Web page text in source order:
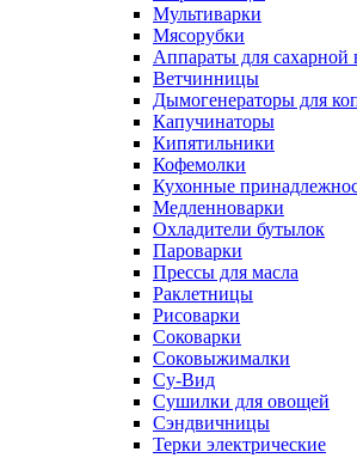
Мультиварки
Мясорубки
Аппараты для сахарной
Ветчинницы
Дымогенераторы для
Капучинаторы
Кипятильники
Кофемолки
Кухонные
Медленноварки
Охладители бутылок
Пароварки
Прессы для масла
Раклетницы
Рисоварки
Соковарки
Соковыжималки
Су-Вид
Сушилки для овощей
Сэндвичницы
Терки электрические